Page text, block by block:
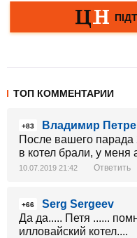
ТОП КОММЕНТАРИИ
+83
Владимир
После вашего парада
в котел брали, у меня
10.07.2019 21:42 Ответить
+66
Serg Sergeev
Да да..... Петя ......
илловайский котел....